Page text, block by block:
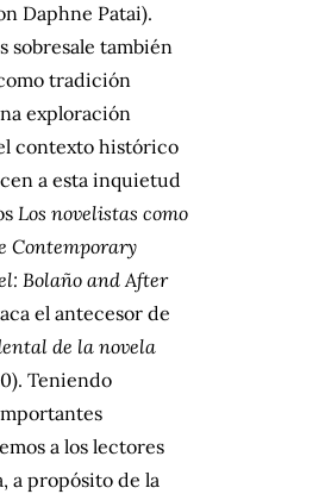
Daphne Patai).
sobresale también
tradición
exploración
contexto histórico
a esta inquietud
Los novelistas como
Contemporary
Bolaño and After
el antecesor de
de la novela
Teniendo
a los lectores
a propósito de la